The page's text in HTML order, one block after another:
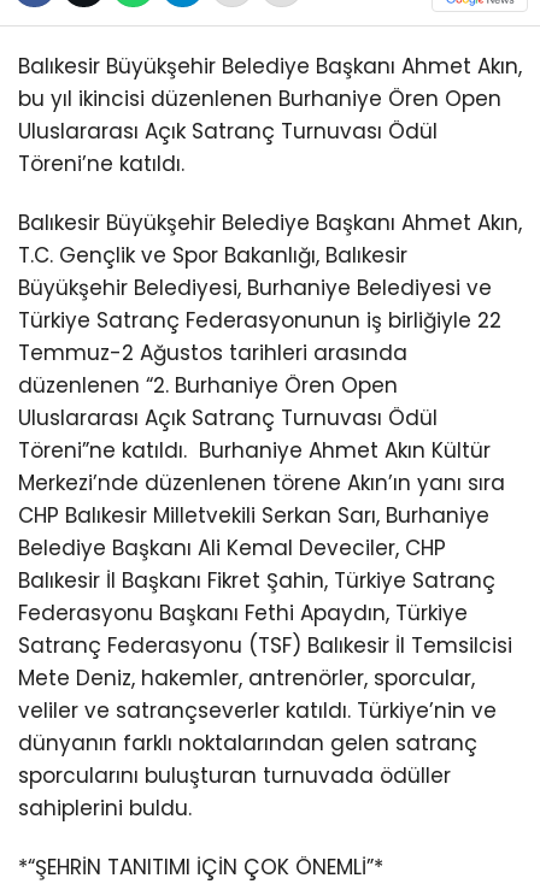
Balıkesir Büyükşehir Belediye Başkanı Ahmet Akın,
bu yıl ikincisi düzenlenen Burhaniye Ören Open
Uluslararası Açık Satranç Turnuvası Ödül
Töreni’ne katıldı.
Balıkesir Büyükşehir Belediye Başkanı Ahmet Akın,
T.C. Gençlik ve Spor Bakanlığı, Balıkesir
Büyükşehir Belediyesi, Burhaniye Belediyesi ve
Türkiye Satranç Federasyonunun iş birliğiyle 22
Temmuz-2 Ağustos tarihleri arasında
düzenlenen “2. Burhaniye Ören Open
Uluslararası Açık Satranç Turnuvası Ödül
Töreni”ne katıldı. Burhaniye Ahmet Akın Kültür
Merkezi’nde düzenlenen törene Akın’ın yanı sıra
CHP Balıkesir Milletvekili Serkan Sarı, Burhaniye
Belediye Başkanı Ali Kemal Deveciler, CHP
Balıkesir İl Başkanı Fikret Şahin, Türkiye Satranç
Federasyonu Başkanı Fethi Apaydın, Türkiye
Satranç Federasyonu (TSF) Balıkesir İl Temsilcisi
Mete Deniz, hakemler, antrenörler, sporcular,
veliler ve satrançseverler katıldı. Türkiye’nin ve
dünyanın farklı noktalarından gelen satranç
sporcularını buluşturan turnuvada ödüller
sahiplerini buldu.
*“ŞEHRİN TANITIMI İÇİN ÇOK ÖNEMLİ”*